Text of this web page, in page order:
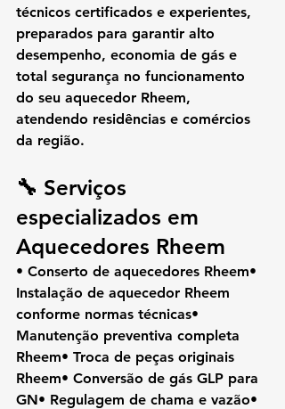
técnicos certificados e experientes,
preparados para garantir alto
desempenho, economia de gás e
total segurança no funcionamento
do seu aquecedor Rheem,
atendendo residências e comércios
da região.
🔧 Serviços
especializados em
Aquecedores Rheem
• Conserto de aquecedores Rheem•
Instalação de aquecedor Rheem
conforme normas técnicas•
Manutenção preventiva completa
Rheem• Troca de peças originais
Rheem• Conversão de gás GLP para
GN• Regulagem de chama e vazão•